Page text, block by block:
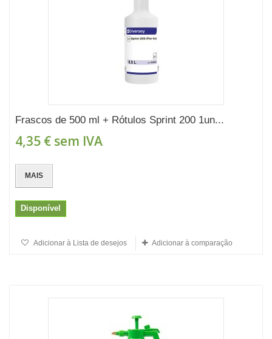
Frascos de 500 ml + Rótulos Sprint 200 1un...
4,35 € sem IVA
MAIS
Disponível
Adicionar à Lista de desejos Adicionar à comparação